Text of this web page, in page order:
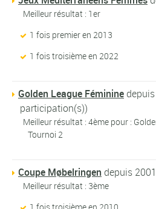
Meilleur résultat : 1er
1 fois premier en 2013
1 fois troisième en 2022
Golden League Féminine
participation(s))
Meilleur résultat : 4ème pour :
Tournoi 2
Coupe Møbelringen depuis 2001
Meilleur résultat : 3ème